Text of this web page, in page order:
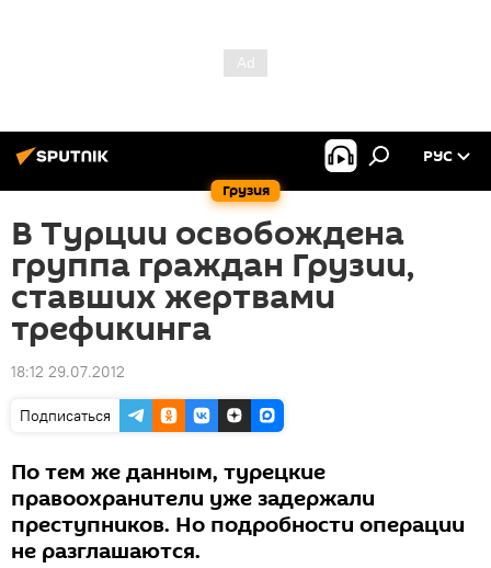
Грузия
РУС
В Турции освобождена
группа граждан Грузии,
ставших жертвами
трефикинга
18:12 29.07.2012
Подписаться
По тем же данным, турецкие
правоохранители уже задержали
преступников. Но подробности операции
не разглашаются.